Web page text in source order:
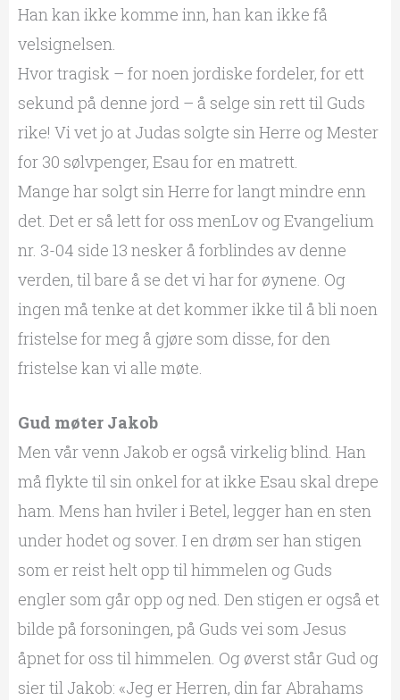
Han kan ikke komme inn, han kan ikke få
velsignelsen.
Hvor tragisk – for noen jordiske fordeler, for ett
sekund på denne jord – å selge sin rett til Guds
rike! Vi vet jo at Judas solgte sin Herre og Mester
for 30 sølvpenger, Esau for en matrett.
Mange har solgt sin Herre for langt mindre enn
det. Det er så lett for oss menLov og Evangelium
nr. 3-04 side 13 nesker å forblindes av denne
verden, til bare å se det vi har for øynene. Og
ingen må tenke at det kommer ikke til å bli noen
fristelse for meg å gjøre som disse, for den
fristelse kan vi alle møte.
Gud møter Jakob
Men vår venn Jakob er også virkelig blind. Han
må flykte til sin onkel for at ikke Esau skal drepe
ham. Mens han hviler i Betel, legger han en sten
under hodet og sover. I en drøm ser han stigen
som er reist helt opp til himmelen og Guds
engler som går opp og ned. Den stigen er også et
bilde på forsoningen, på Guds vei som Jesus
åpnet for oss til himmelen. Og øverst står Gud og
sier til Jakob: «Jeg er Herren, din far Abrahams